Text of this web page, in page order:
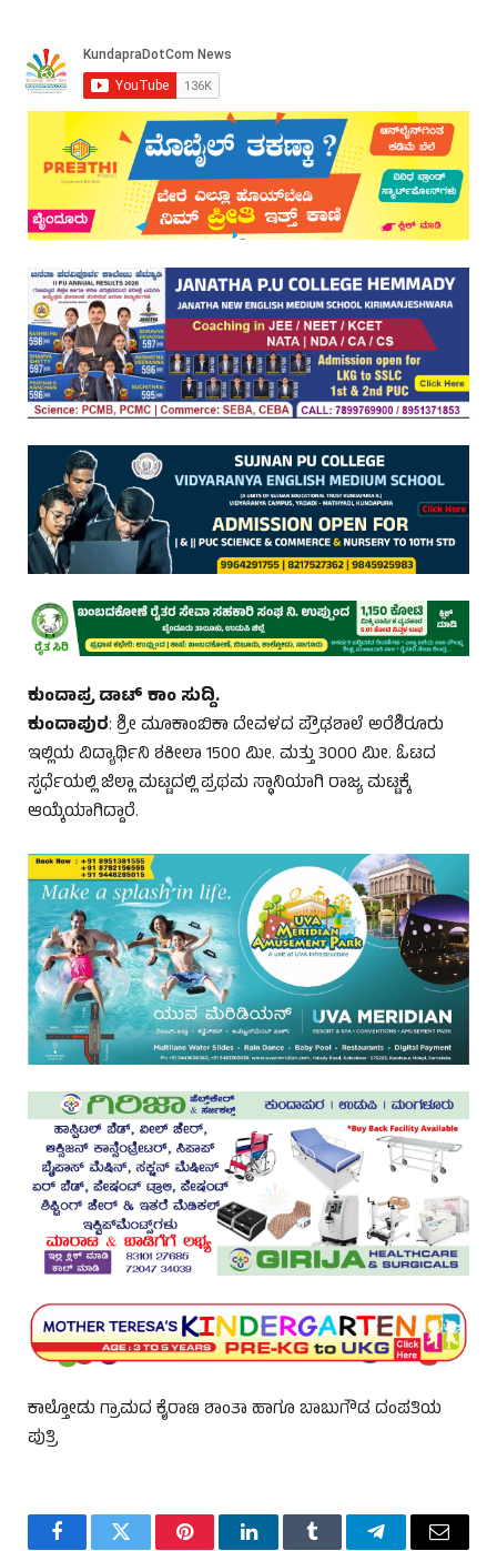
ಕುಂದಾಪ್ರ ಡಾಟ್ ಕಾಂ ಸುದ್ದಿ.
ಕುಂದಾಪುರ: ಶ್ರೀ ಮೂಕಾಂಬಿಕಾ ದೇವಳದ ಪ್ರೌಢಶಾಲೆ ಅರೆಶಿರೂರು
ಇಲ್ಲಿಯ ವಿದ್ಯಾರ್ಥಿನಿ ಶಕೀಲಾ 1500 ಮೀ. ಮತ್ತು 3000 ಮೀ. ಓಟದ
ಸ್ಪರ್ಧೆಯಲ್ಲಿ ಜಿಲ್ಲಾ ಮಟ್ಟದಲ್ಲಿ ಪ್ರಥಮ ಸ್ಥಾನಿಯಾಗಿ ರಾಜ್ಯ ಮಟ್ಟಕ್ಕೆ
ಆಯ್ಕೆಯಾಗಿದ್ದಾರೆ.
ಕಾಲ್ತೋಡು ಗ್ರಾಮದ ಕೈರಾಣ ಶಾಂತಾ ಹಾಗೂ ಬಾಬುಗೌಡ ದಂಪತಿಯ
ಪುತ್ರಿ